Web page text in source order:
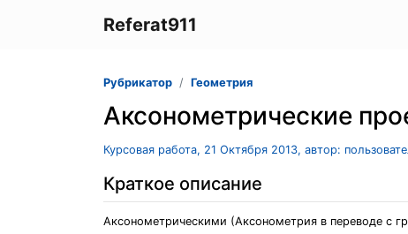
Referat911
Рубрикатор Геометрия
Аксонометрические
Курсовая работа, 21 Октября 2013, автор:
Краткое описание
Аксонометрическими (Аксонометрия в переводе с